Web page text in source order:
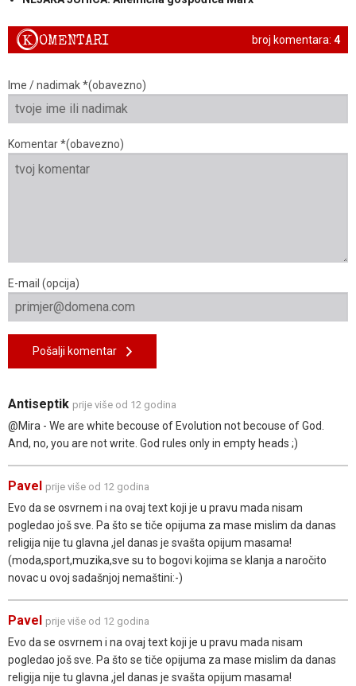
broj komentara: 4
KOMENTARI
Ime / nadimak *(obavezno)
Komentar *(obavezno)
E-mail (opcija)
Pošalji komentar
Antiseptik prije više od 12 godina
@Mira - We are white becouse of Evolution not becouse of God.
And, no, you are not write. God rules only in empty heads ;)
Pavel prije više od 12 godina
Evo da se osvrnem i na ovaj text koji je u pravu mada nisam
pogledao još sve. Pa što se tiče opijuma za mase mislim da danas
religija nije tu glavna ,jel danas je svašta opijum masama!
(moda,sport,muzika,sve su to bogovi kojima se klanja a naročito
novac u ovoj sadašnjoj nemaštini:-)
Pavel prije više od 12 godina
Evo da se osvrnem i na ovaj text koji je u pravu mada nisam
pogledao još sve. Pa što se tiče opijuma za mase mislim da danas
religija nije tu glavna ,jel danas je svašta opijum masama!